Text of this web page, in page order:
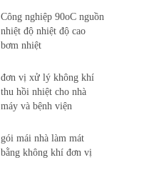
Công nghiệp 90oC nguồn
nhiệt độ nhiệt độ cao
bơm nhiệt
đơn vị xử lý không khí
thu hồi nhiệt cho nhà
máy và bệnh viện
gói mái nhà làm mát
bằng không khí đơn vị